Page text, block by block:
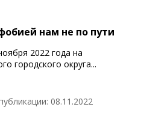
нам не по пути
2022 года на
городского округа...
08.11.2022